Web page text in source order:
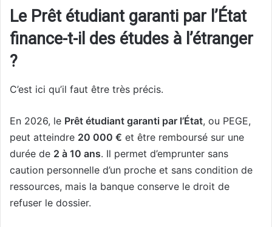
Le Prêt étudiant garanti par l’État
finance-t-il des études à l’étranger
?
C’est ici qu’il faut être très précis.
En 2026, le Prêt étudiant garanti par l’État, ou PEGE,
peut atteindre 20 000 € et être remboursé sur une
durée de 2 à 10 ans. Il permet d’emprunter sans
caution personnelle d’un proche et sans condition de
ressources, mais la banque conserve le droit de
refuser le dossier.